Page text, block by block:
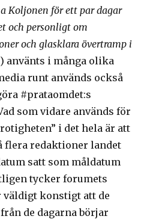
Koljonen för ett par dagar
och personligt om
och glasklara övertramp i
använts i många olika
runt används också
#prataomdet:s
som vidare används för
i det hela är att
flera redaktioner landet
satt som måldatum
tycker forumets
väldigt konstigt att de
de dagarna börjar